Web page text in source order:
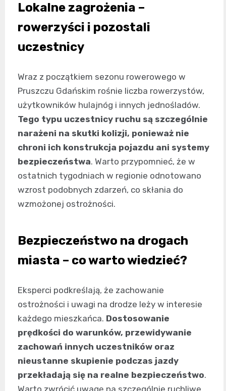
Lokalne zagrożenia –
rowerzyści i pozostali
uczestnicy
Wraz z początkiem sezonu rowerowego w
Pruszczu Gdańskim rośnie liczba rowerzystów,
użytkowników hulajnóg i innych jednośladów.
Tego typu uczestnicy ruchu są szczególnie
narażeni na skutki kolizji, ponieważ nie
chroni ich konstrukcja pojazdu ani systemy
bezpieczeństwa. Warto przypomnieć, że w
ostatnich tygodniach w regionie odnotowano
wzrost podobnych zdarzeń, co skłania do
wzmożonej ostrożności.
Bezpieczeństwo na drogach
miasta – co warto wiedzieć?
Eksperci podkreślają, że zachowanie
ostrożności i uwagi na drodze leży w interesie
każdego mieszkańca. Dostosowanie
prędkości do warunków, przewidywanie
zachowań innych uczestników oraz
nieustanne skupienie podczas jazdy
przekładają się na realne bezpieczeństwo.